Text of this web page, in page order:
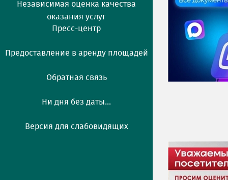
Независимая оценка качества
оказания услуг
Пресс-центр
Предоставление в аренду площадей
Обратная связь
Ни дня без даты...
Версия для слабовидящих